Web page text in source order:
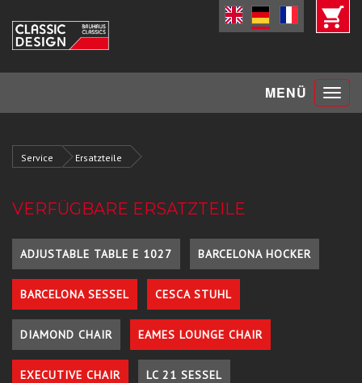
MENÜ Toggle
Service Ersatzteile
VERFÜGBARE ERSATZTEILE
ADJUSTABLE TABLE E 1027 BARCELONA HOCKER
BARCELONA SESSEL CESCA STUHL
DIAMOND CHAIR EAMES LOUNGE CHAIR
EXECUTIVE CHAIR LC 21 SESSEL